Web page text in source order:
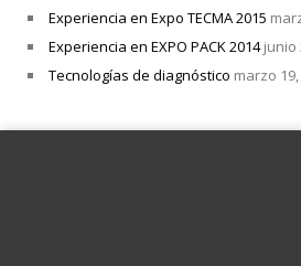
Experiencia en Expo TECMA 2015
Experiencia en EXPO PACK 2014 junio
Tecnologías de diagnóstico marzo